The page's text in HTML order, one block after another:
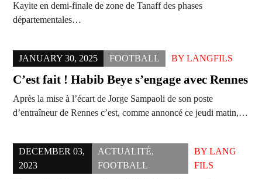
Kayite en demi-finale de zone de Tanaff des phases
départementales…
JANUARY 30, 2025 FOOTBALL BY LANGFILS
C’est fait ! Habib Beye s’engage avec Rennes
Après la mise à l’écart de Jorge Sampaoli de son poste
d’entraîneur de Rennes c’est, comme annoncé ce jeudi matin,…
DECEMBER 03,
2023
ACTUALITÉ,
FOOTBALL
BY LANG
FILS